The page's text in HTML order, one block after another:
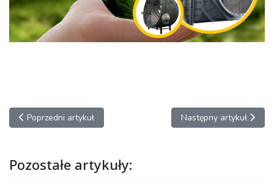
Poprzedni artykuł: Wizyty studyjne młodzieży 2025
Poprzedni artykuł Następny artykuł:
Następny artykuł
Pozostałe artykuły: